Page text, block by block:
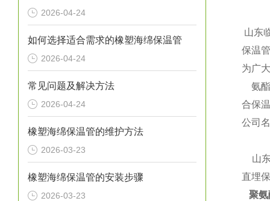
2026-04-24
如何选择适合需求的橡塑海绵保温管
2026-04-24
常见问题及解决方法
2026-04-24
橡塑海绵保温管的维护方法
2026-03-23
橡塑海绵保温管的安装步骤
2026-03-23
山东
保温
为广
氨酯
合保
公司
山东
直埋
聚氨